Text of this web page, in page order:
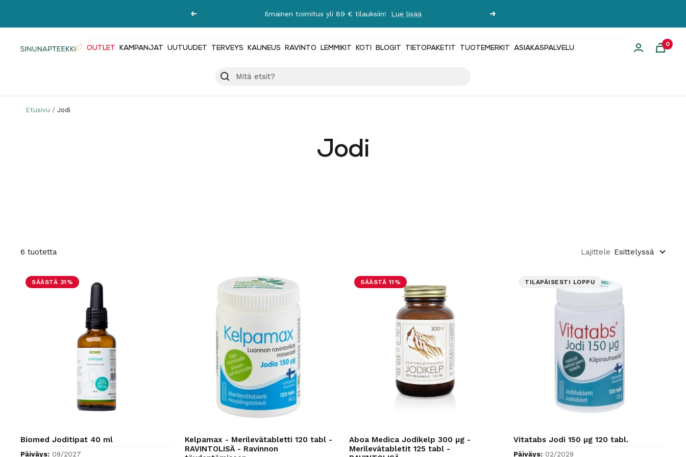
Edellinen Ilmainen toimitus yli 89 € tilauksiin! Lue lisää Seuraava
Sinunapteekki.fi OUTLET KAMPANJAT UUTUUDET TERVEYS KAUNEUS RAVINTO LEMMIKIT KOTI BLOGIT TIETOPAKETIT TUOTEMERKIT ASIAKASPALVELU
0
Etusivu Jodi
Jodi
6 tuotetta Lajittele Esittelyssä
SÄÄSTÄ 31%
Biomed Joditipat 40 ml
Päiväys: 09/2027
Kelpamax - Merilevätabletti 120 tabl -
RAVINTOLISÄ - Ravinnon
SÄÄSTÄ 11%
Aboa Medica Jodikelp 300 µg -
Merilevätabletit 125 tabl -
TILAPÄISESTI LOPPU
Vitatabs Jodi 150 µg 120 tabl.
Päiväys: 02/2029